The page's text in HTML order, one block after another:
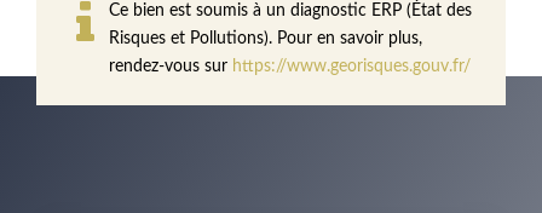
Ce bien est soumis à un diagnostic ERP (État des
Risques et Pollutions). Pour en savoir plus,
rendez-vous sur https://www.georisques.gouv.fr/